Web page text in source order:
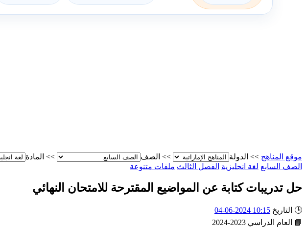
موقع المناهج >> الدولة >> الصف >> المادة
الصف السابع لغة انجليزية الفصل الثالث ملفات متنوعة
حل تدريبات كتابة عن المواضيع المقترحة للامتحان النهائي
🕒 التاريخ 10:15 2024-06-04
📘
العام الدراسي 2023-2024